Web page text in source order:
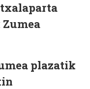
txalaparta
plazatik